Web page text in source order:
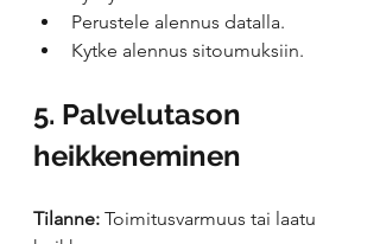
Perustele alennus datalla.
Kytke alennus sitoumuksiin.
5. Palvelutason
heikkeneminen
Tilanne: Toimitusvarmuus tai laatu